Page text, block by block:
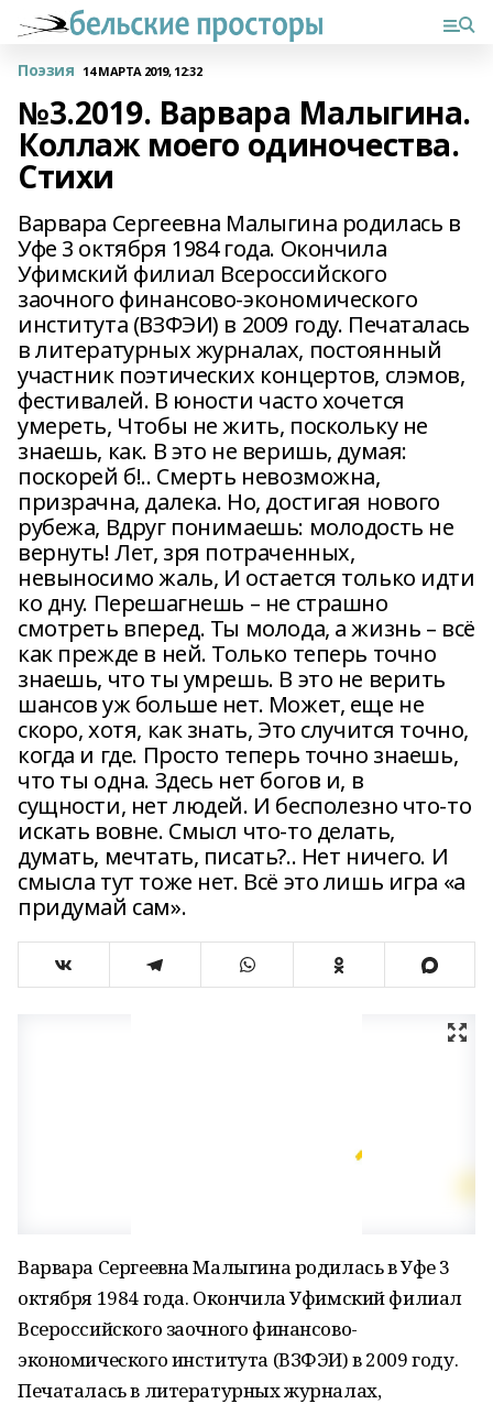
Поэзия 14 МАРТА 2019, 12:32
№3.2019. Варвара Малыгина.
Коллаж моего одиночества.
Стихи
Варвара Сергеевна Малыгина родилась в
Уфе 3 октября 1984 года. Окончила
Уфимский филиал Всероссийского
заочного финансово-экономического
института (ВЗФЭИ) в 2009 году. Печаталась
в литературных журналах, постоянный
участник поэтических концертов, слэмов,
фестивалей. В юности часто хочется
умереть, Чтобы не жить, поскольку не
знаешь, как. В это не веришь, думая:
поскорей б!.. Смерть невозможна,
призрачна, далека. Но, достигая нового
рубежа, Вдруг понимаешь: молодость не
вернуть! Лет, зря потраченных,
невыносимо жаль, И остается только идти
ко дну. Перешагнешь – не страшно
смотреть вперед. Ты молода, а жизнь – всё
как прежде в ней. Только теперь точно
знаешь, что ты умрешь. В это не верить
шансов уж больше нет. Может, еще не
скоро, хотя, как знать, Это случится точно,
когда и где. Просто теперь точно знаешь,
что ты одна. Здесь нет богов и, в
сущности, нет людей. И бесполезно что-то
искать вовне. Смысл что-то делать,
думать, мечтать, писать?.. Нет ничего. И
смысла тут тоже нет. Всё это лишь игра «а
придумай сам».
Варвара Сергеевна Малыгина родилась в Уфе 3
октября 1984 года. Окончила Уфимский филиал
Всероссийского заочного финансово-
экономического института (ВЗФЭИ) в 2009 году.
Печаталась в литературных журналах,